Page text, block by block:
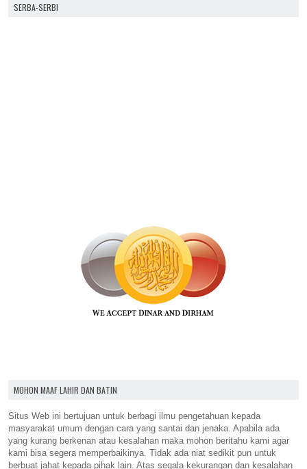
SERBA-SERBI
MOHON MAAF LAHIR DAN BATIN
Situs Web ini bertujuan untuk berbagi ilmu pengetahuan kepada
masyarakat umum dengan cara yang santai dan jenaka. Apabila ada
yang kurang berkenan atau kesalahan maka mohon beritahu kami agar
kami bisa segera memperbaikinya. Tidak ada niat sedikit pun untuk
berbuat jahat kepada pihak lain. Atas segala kekurangan dan kesalahan